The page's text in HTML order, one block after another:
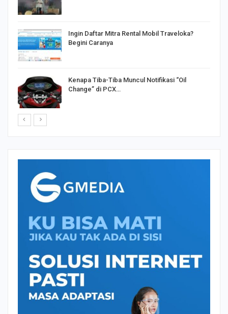
Ingin Daftar Mitra Rental Mobil Traveloka?
Begini Caranya
Kenapa Tiba-Tiba Muncul Notifikasi “Oil
Change” di PCX…